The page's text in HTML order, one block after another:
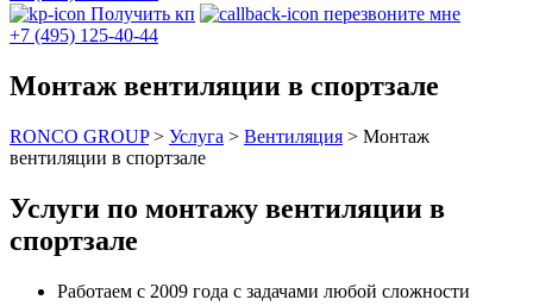
Получить кп
перезвоните мне
+7 (495) 125-40-44
Монтаж вентиляции в спортзале
RONCO GROUP> Услуга > Вентиляция > Монтаж
вентиляции в спортзале
Услуги по монтажу вентиляции в
спортзале
Работаем с 2009 года с задачами любой сложности